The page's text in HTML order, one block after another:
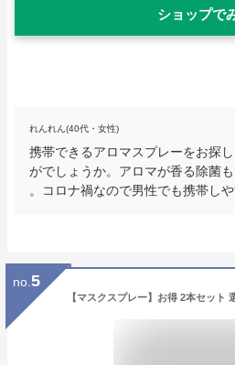
ショップで
れんれん(40代・女性)
携帯できるアロマスプレーをお探
がでしょうか。アロマが香る除菌
。コロナ禍なので男性でも携帯し
no. 5